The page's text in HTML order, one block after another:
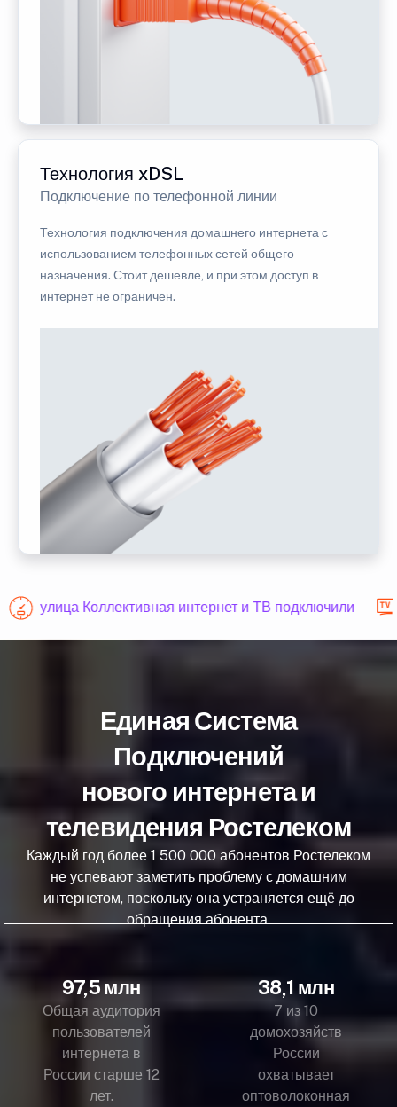
Технология xDSL
Подключение по телефонной линии
Технология подключения домашнего интернета с
использованием телефонных сетей общего
назначения. Стоит дешевле, и при этом доступ в
интернет не ограничен.
улица Коллективная интернет и ТВ подключили
Единая Система
Подключений
нового интернета и
телевидения Ростелеком
Каждый год более 1 500 000 абонентов Ростелеком
не успевают заметить проблему с домашним
интернетом, поскольку она устраняется ещё до
обращения абонента.
97,5 млн
Общая аудитория
пользователей
интернета в
России старше 12
лет.
38,1 млн
7 из 10
домохозяйств
России
охватывает
оптоволоконная